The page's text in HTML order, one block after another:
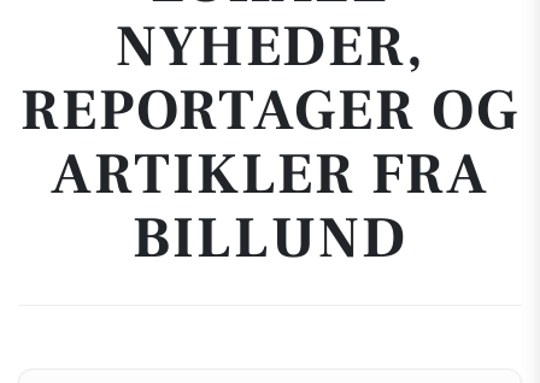
NYHEDER,
REPORTAGER OG
ARTIKLER FRA
BILLUND